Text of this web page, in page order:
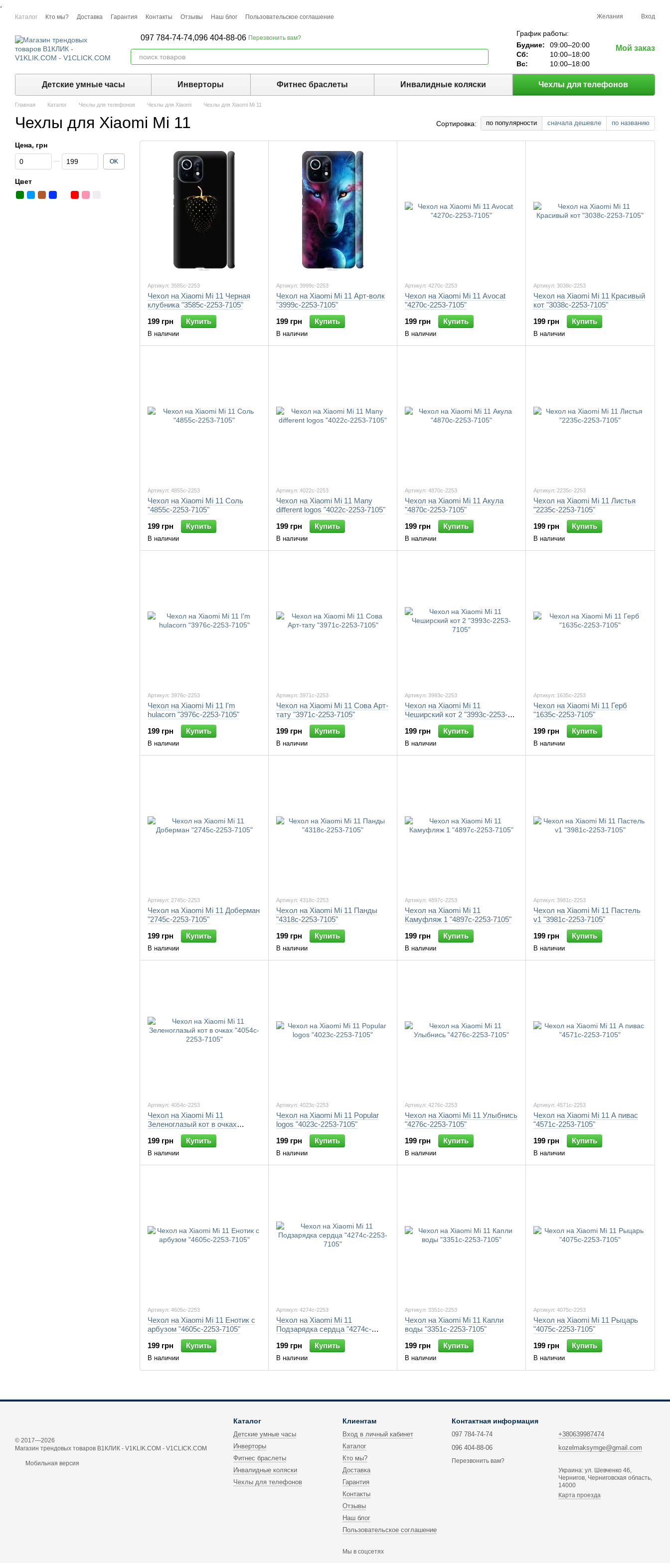
Перейти к основному контенту
Каталог Кто мы? Доставка Гарантия Контакты Отзывы Наш блог Пользовательское соглашение Желания Вход
097 784-74-74,096 404-88-06 Перезвонить вам?
График работы:
Будние:
09:00–20:00
Сб:
10:00–18:00
Вс:
10:00–18:00
Мой заказ
Детские умные часы Инверторы Фитнес браслеты Инвалидные коляски Чехлы для телефонов
Главная Каталог Чехлы для телефонов Чехлы для Xiaomi Чехлы для Xiaomi Mi 11
Чехлы для Xiaomi Mi 11 Сортировка: по популярности сначала дешевле по названию
Артикул: 3585c-2253
Чехол на Xiaomi Mi 11 Черная
клубника "3585c-2253-7105"
199 грн
Купить
В наличии
Артикул: 3999c-2253
Чехол на Xiaomi Mi 11 Арт-волк
"3999c-2253-7105"
199 грн
Купить
В наличии
Артикул: 4270c-2253
Чехол на Xiaomi Mi 11 Avocat
"4270c-2253-7105"
199 грн
Купить
В наличии
Артикул: 3038c-2253
Чехол на Xiaomi Mi 11 Красивый
кот "3038c-2253-7105"
199 грн
Купить
В наличии
Артикул: 4855c-2253
Чехол на Xiaomi Mi 11 Соль
"4855c-2253-7105"
199 грн
Купить
В наличии
Артикул: 4022c-2253
Чехол на Xiaomi Mi 11 Many
different logos "4022c-2253-7105"
199 грн
Купить
В наличии
Артикул: 4870c-2253
Чехол на Xiaomi Mi 11 Акула
"4870c-2253-7105"
199 грн
Купить
В наличии
Артикул: 2235c-2253
Чехол на Xiaomi Mi 11 Листья
"2235c-2253-7105"
199 грн
Купить
В наличии
Артикул: 3976c-2253
Чехол на Xiaomi Mi 11 I'm
hulacorn "3976c-2253-7105"
199 грн
Купить
В наличии
Артикул: 3971c-2253
Чехол на Xiaomi Mi 11 Сова Арт-
тату "3971c-2253-7105"
199 грн
Купить
В наличии
Артикул: 3993c-2253
Чехол на Xiaomi Mi 11
Чеширский кот 2 "3993c-2253-
199 грн
Купить
В наличии
Артикул: 1635c-2253
Чехол на Xiaomi Mi 11 Герб
"1635c-2253-7105"
199 грн
Купить
В наличии
Артикул: 2745c-2253
Чехол на Xiaomi Mi 11 Доберман
"2745c-2253-7105"
199 грн
Купить
В наличии
Артикул: 4318c-2253
Чехол на Xiaomi Mi 11 Панды
"4318c-2253-7105"
199 грн
Купить
В наличии
Артикул: 4897c-2253
Чехол на Xiaomi Mi 11
Камуфляж 1 "4897c-2253-7105"
199 грн
Купить
В наличии
Артикул: 3981c-2253
Чехол на Xiaomi Mi 11 Пастель
v1 "3981c-2253-7105"
199 грн
Купить
В наличии
Артикул: 4054c-2253
Чехол на Xiaomi Mi 11
Зеленоглазый кот в очках
"4054c-2253-7105"
199 грн
Купить
В наличии
Артикул: 4023c-2253
Чехол на Xiaomi Mi 11 Popular
logos "4023c-2253-7105"
199 грн
Купить
В наличии
Артикул: 4276c-2253
Чехол на Xiaomi Mi 11 Улыбнись
"4276c-2253-7105"
199 грн
Купить
В наличии
Артикул: 4571c-2253
Чехол на Xiaomi Mi 11 А пивас
"4571c-2253-7105"
199 грн
Купить
В наличии
Артикул: 4605c-2253
Чехол на Xiaomi Mi 11 Енотик с
арбузом "4605c-2253-7105"
199 грн
Купить
В наличии
Артикул: 4274c-2253
Чехол на Xiaomi Mi 11
Подзарядка сердца "4274c-
2253-7105"
199 грн
Купить
В наличии
Артикул: 3351c-2253
Чехол на Xiaomi Mi 11 Капли
воды "3351c-2253-7105"
199 грн
Купить
В наличии
Артикул: 4075c-2253
Чехол на Xiaomi Mi 11 Рыцарь
"4075c-2253-7105"
199 грн
Купить
В наличии
Цена, грн
От Цена, грн
До Цена, грн OK
Цвет
© 2017—2026
Магазин трендовых товаров В1КЛИК - V1KLIK.COM - V1CLICK.COM
Мобильная версия
Каталог
Детские умные часы
Инверторы
Фитнес браслеты
Инвалидные коляски
Чехлы для телефонов
Клиентам
Вход в личный кабинет
Каталог
Кто мы?
Доставка
Гарантия
Контакты
Отзывы
Наш блог
Пользовательское соглашение
Мы в соцсетях
Контактная информация
097 784-74-74
096 404-88-06
Перезвонить вам?
+380639987474
kozelmaksymge@gmail.com
Украина: ул. Шевченко 46,
Чернигов, Черниговская область,
14000
Карта проезда